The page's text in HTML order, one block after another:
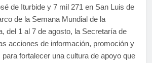
de Iturbide y 7 mil 271 en San Luis de
de la Semana Mundial de la
del 1 al 7 de agosto, la Secretaría de
acciones de información, promoción y
fortalecer una cultura de apoyo que